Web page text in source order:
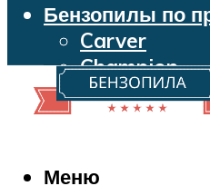
Бензопилы по
Carver
Champion
Echo
Husqvarna
Makita
Меню